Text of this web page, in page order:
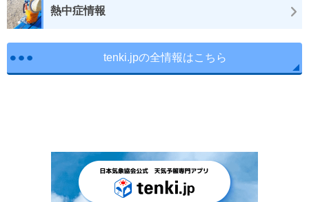
熱中症情報
tenki.jpの全情報はこちら